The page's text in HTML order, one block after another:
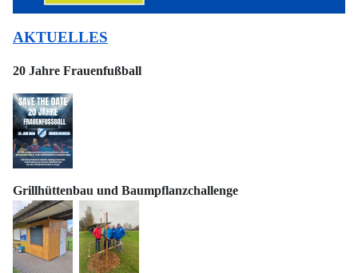
AKTUELLES
20 Jahre Frauenfußball
Grillhüttenbau und Baumpflanzchallenge